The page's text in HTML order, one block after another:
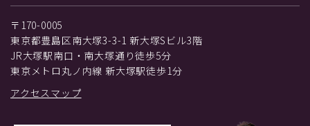
〒170-0005
東京都豊島区南大塚3-3-1 新大塚Sビル3階
JR大塚駅南口・南大塚通り徒歩5分
東京メトロ丸ノ内線 新大塚駅徒歩1分
アクセスマップ